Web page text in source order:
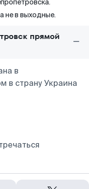
не в выходные.
прямой
в
в страну Украина